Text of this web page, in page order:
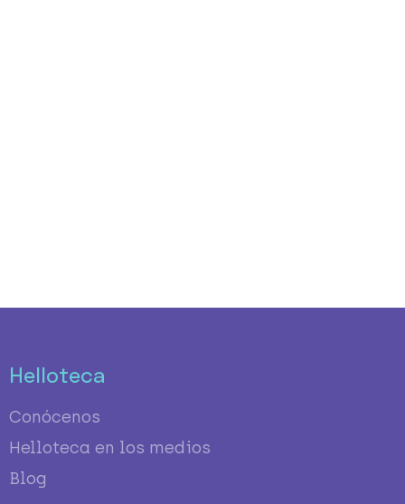
Helloteca
Conócenos
Helloteca en los medios
Blog